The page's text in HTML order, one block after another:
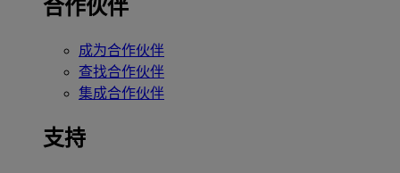
合作伙伴
成为合作伙伴
查找合作伙伴
集成合作伙伴
支持